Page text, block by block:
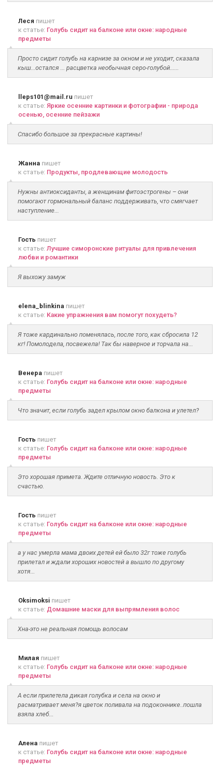
Леся пишет
к статье: Голубь сидит на балконе или окне: народные
предметы
Просто сидит голубь на карнизе за окном и не уходит, сказала
кыш...остался ... расцветка необычная серо-голубой......
lleps101@mail.ru пишет
к статье: Яркие осенние картинки и фотографии - природа
осенью, осенние пейзажи
Спасибо большое за прекрасные картины!
Жанна пишет
к статье: Продукты, продлевающие молодость
Нужны антиоксиданты, а женщинам фитоэстрогены – они
помогают гормональный баланс поддерживать, что смягчает
наступление...
Гость пишет
к статье: Лучшие симоронские ритуалы для привлечения
любви и романтики
Я выхожу замуж
elena_blinkina пишет
к статье: Какие упражнения вам помогут похудеть?
Я тоже кардинально поменялась, после того, как сбросила 12
кг! Помолодела, посвежела! Так бы наверное и торчала на...
Венера пишет
к статье: Голубь сидит на балконе или окне: народные
предметы
Что значит, если голубь задел крылом окно балкона и улетел?
Гость пишет
к статье: Голубь сидит на балконе или окне: народные
предметы
Это хорошая примета. Ждите отличную новость. Это к
счастью.
Гость пишет
к статье: Голубь сидит на балконе или окне: народные
предметы
а у нас умерла мама двоих детей ей было 32г тоже голубь
прилетал и ждали хороших новостей а вышло по другому
хотя...
Oksimoksi пишет
к статье: Домашние маски для выпрямления волос
Хна-это не реальная помощь волосам
Милая пишет
к статье: Голубь сидит на балконе или окне: народные
предметы
А если прилетела дикая голубка и села на окно и
расматривает меня?я цветок поливала на подоконнике..пошла
взяла хлеб...
Алена пишет
к статье: Голубь сидит на балконе или окне: народные
предметы